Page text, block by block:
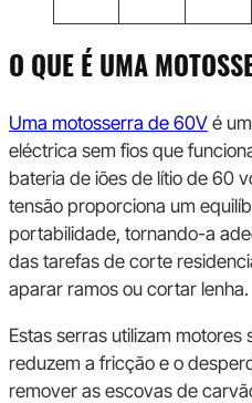
O QUE É UMA
Uma motosserra de 60V é
eléctrica sem fios que
bateria de iões de lítio de 60
tensão proporciona um
portabilidade, tornando-a
das tarefas de corte
aparar ramos ou cortar lenha.
Estas serras utilizam motores
reduzem a fricção e o
remover as escovas de